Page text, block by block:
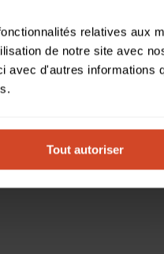
relatives aux
de notre site avec
avec d'autres informations
Tout autoriser
COMPATIBLES